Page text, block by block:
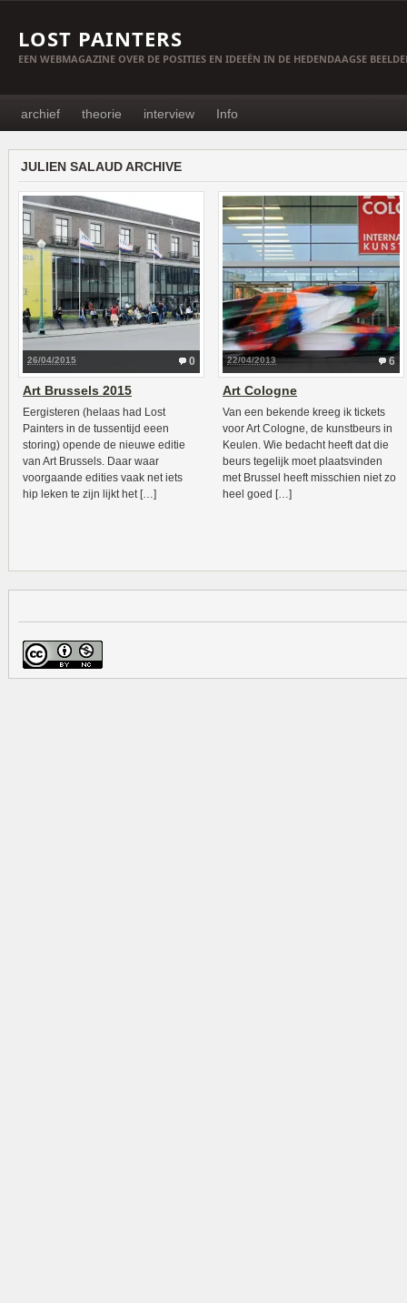
LOST PAINTERS
EEN WEBMAGAZINE OVER DE POSITIES EN IDEEËN IN DE HEDENDAAGSE
archief theorie interview Info
JULIEN SALAUD ARCHIVE
0
26/04/2015
Art Brussels 2015
Eergisteren (helaas had Lost
Painters in de tussentijd eeen
storing) opende de nieuwe editie
van Art Brussels. Daar waar
voorgaande edities vaak net iets
hip leken te zijn lijkt het […]
6
22/04/2013
Art Cologne
Van een bekende kreeg ik tickets
voor Art Cologne, de kunstbeurs in
Keulen. Wie bedacht heeft dat die
beurs tegelijk moet plaatsvinden
met Brussel heeft misschien niet zo
heel goed […]